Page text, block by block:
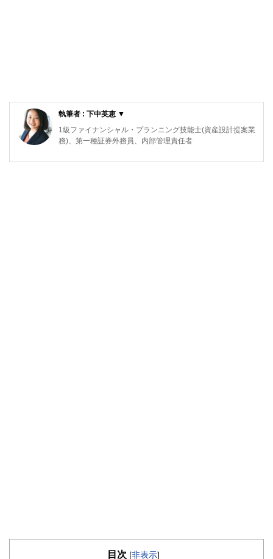
執筆者 : 下中英恵 ▼
1級ファイナンシャル・プランニング技能士(資産設計提案業
務)、第一種証券外務員、内部管理責任者
東京都出身。2008年慶應義塾大学商学部卒業後、三菱UFJメ
目次 [非表示]